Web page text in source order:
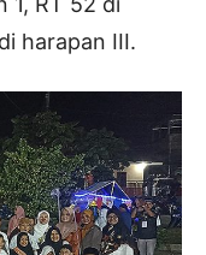
harapan III.